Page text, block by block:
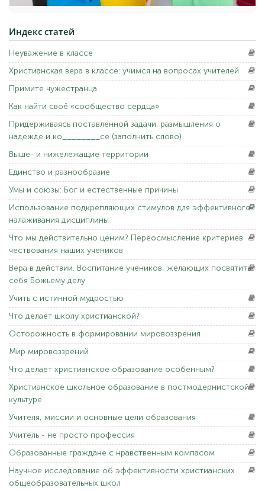
Индекс статей
Неуважение в классе
Христианская вера в классе: учимся на вопросах учителей
Примите чужестранца
Как найти своё «сообщество сердца»
Придерживаясь поставленной задачи: размышления о
надежде и ко________се (заполнить слово)
Выше- и нижележащие территории
Единство и разнообразие
Умы и союзы: Бог и естественные причины
Использование подкрепляющих стимулов для эффективного
налаживания дисциплины
Что мы действительно ценим? Переосмысление критериев
чествования наших учеников
Вера в действии. Воспитание учеников, желающих посвятить
себя Божьему делу
Учить с истинной мудростью
Что делает школу христианской?
Осторожность в формировании мировоззрения
Мир мировоззрений
Что делает христианское образование особенным?
Христианское школьное образование в постмодернистской
культуре
Учителя, миссии и основные цели образования
Учитель - не просто профессия
Образованные граждане с нравственным компасом
Научное исследование об эффективности христианских
общеобразовательных школ